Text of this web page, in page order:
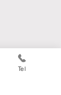
Tel